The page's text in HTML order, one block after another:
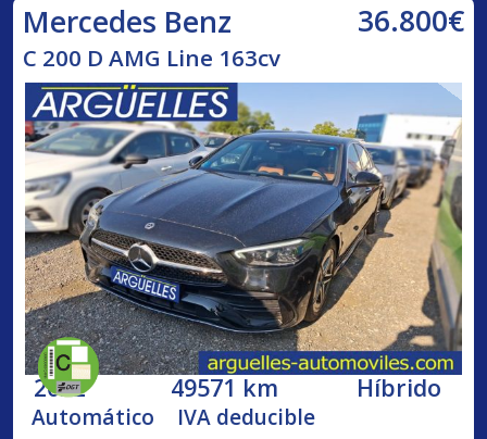
Mercedes Benz 36.800€
C 200 D AMG Line 163cv
2022 49571 km Híbrido
Automático IVA deducible